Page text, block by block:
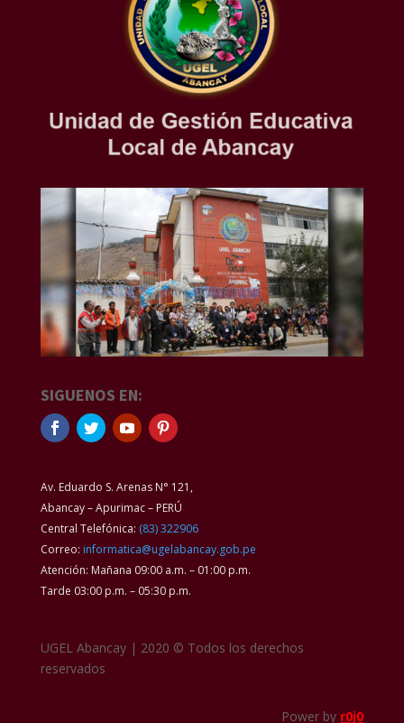
SIGUENOS EN:
Av. Eduardo S. Arenas N° 121,
Abancay – Apurimac – PERÚ
Central Telefónica: (83) 322906
Correo: informatica@ugelabancay.gob.pe
Atención: Mañana 09:00 a.m. – 01:00 p.m.
Tarde 03:00 p.m. – 05:30 p.m.
UGEL Abancay | 2020 © Todos los derechos
reservados
Power by r0j0